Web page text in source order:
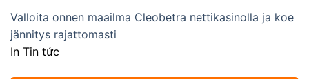
Valloita onnen maailma Cleobetra nettikasinolla ja koe
jännitys rajattomasti
In Tin tức